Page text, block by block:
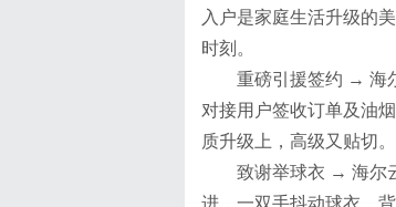
入户是家庭生活升级的
时刻。
重磅引援签约 → 海
对接用户签收订单及油
质升级上，高级又贴切。
致谢举球衣 → 海尔
进，一双手抖动球衣，